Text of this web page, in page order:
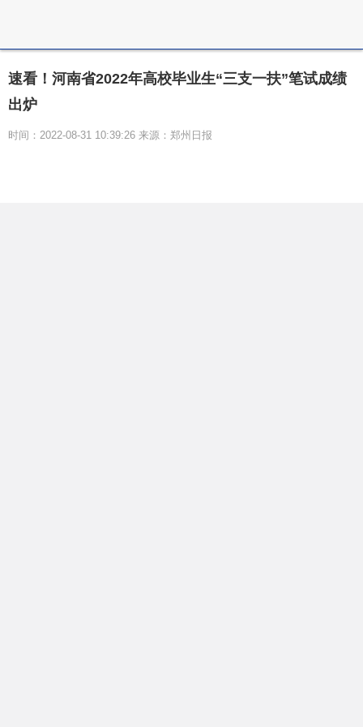
速看！河南省2022年高校毕业生“三支一扶”笔试成绩
出炉
时间：2022-08-31 10:39:26 来源：郑州日报